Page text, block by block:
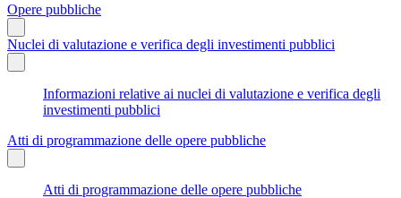
Opere pubbliche
Nuclei di valutazione e verifica degli investimenti pubblici
Informazioni relative ai nuclei di valutazione e verifica degli
investimenti pubblici
Atti di programmazione delle opere pubbliche
Atti di programmazione delle opere pubbliche